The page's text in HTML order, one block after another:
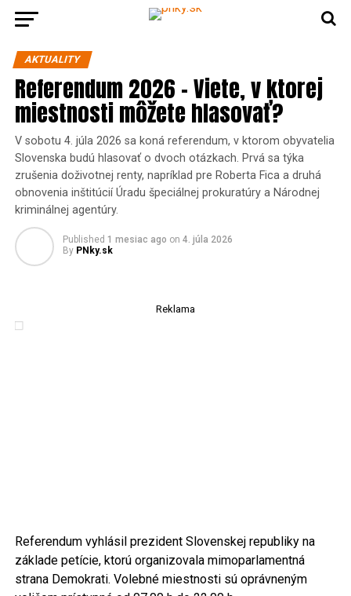
AKTUALITY
Referendum 2026 – Viete, v ktorej
miestnosti môžete hlasovať?
V sobotu 4. júla 2026 sa koná referendum, v ktorom obyvatelia
Slovenska budú hlasovať o dvoch otázkach. Prvá sa týka
zrušenia doživotnej renty, napríklad pre Roberta Fica a druhá
obnovenia inštitúcií Úradu špeciálnej prokuratúry a Národnej
kriminálnej agentúry.
Published 1 mesiac ago on 4. júla 2026
By PNky.sk
Reklama
Referendum vyhlásil prezident Slovenskej republiky na
základe petície, ktorú organizovala mimoparlamentná
strana Demokrati. Volebné miestnosti sú oprávneným